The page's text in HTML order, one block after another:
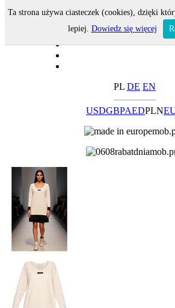
PL DE EN
USDGBPAEDPLN
Ta strona używa ciasteczek (cookies), dzięki
lepiej. Dowiedz się więcej